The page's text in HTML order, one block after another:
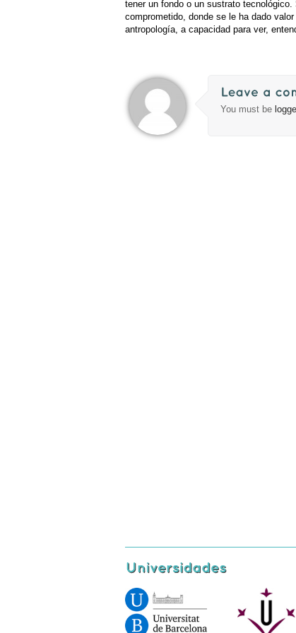
tener un fondo o un sustrato
comprometido, donde se le ha dado
antropología, a capacidad para ver,
You must be